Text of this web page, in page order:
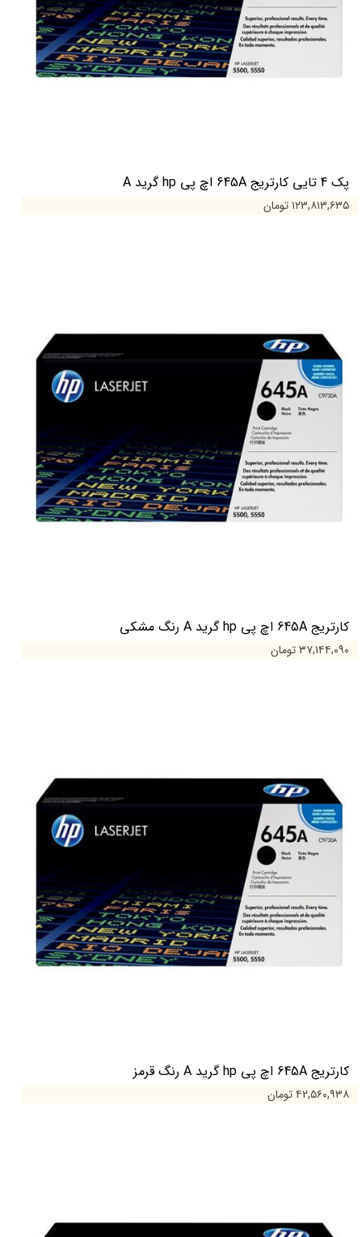
پک 4 تایی کارتریج 645A اچ پی hp گرید A
۱۲۳,۸۱۳,۶۳۵ تومان
کارتریج 645A اچ پی hp گرید A رنگ مشکی
۳۷,۱۴۴,۰۹۰ تومان
کارتریج 645A اچ پی hp گرید A رنگ قرمز
۴۲,۵۶۰,۹۳۸ تومان